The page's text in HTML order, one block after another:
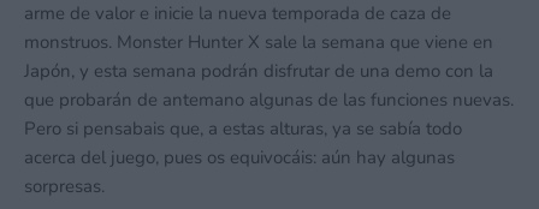
arme de valor e inicie la nueva temporada de caza de
monstruos. Monster Hunter X sale la semana que viene en
Japón, y esta semana podrán disfrutar de una demo con la
que probarán de antemano algunas de las funciones nuevas.
Pero si pensabais que, a estas alturas, ya se sabía todo
acerca del juego, pues os equivocáis: aún hay algunas
sorpresas.